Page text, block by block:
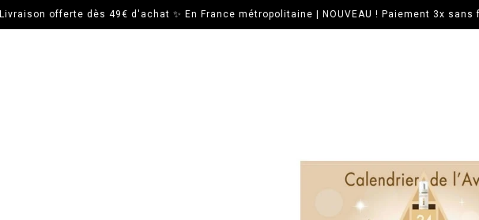
Livraison offerte dès 49€ d'achat ✨ En France métropolitaine | NOUVEAU ! Paiement 3x